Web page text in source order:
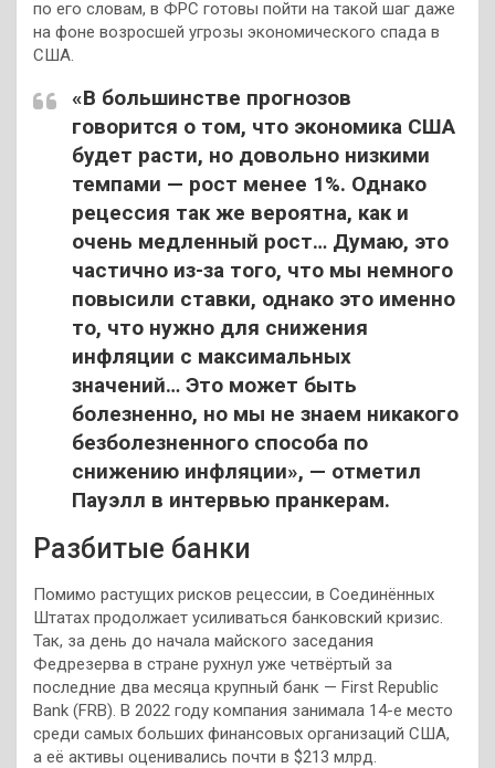
по его словам, в ФРС готовы пойти на такой шаг даже
на фоне возросшей угрозы экономического спада в
США.
«В большинстве прогнозов
говорится о том, что экономика США
будет расти, но довольно низкими
темпами — рост менее 1%. Однако
рецессия так же вероятна, как и
очень медленный рост… Думаю, это
частично из-за того, что мы немного
повысили ставки, однако это именно
то, что нужно для снижения
инфляции с максимальных
значений… Это может быть
болезненно, но мы не знаем никакого
безболезненного способа по
снижению инфляции», — отметил
Пауэлл в интервью пранкерам.
Разбитые банки
Помимо растущих рисков рецессии, в Соединённых
Штатах продолжает усиливаться банковский кризис.
Так, за день до начала майского заседания
Федрезерва в стране рухнул уже четвёртый за
последние два месяца крупный банк — First Republic
Bank (FRB). В 2022 году компания занимала 14-е место
среди самых больших финансовых организаций США,
а её активы оценивались почти в $213 млрд.